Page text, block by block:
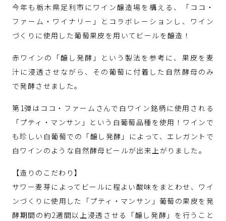
今年も栃木県足利市にワイン醸造場を構える、「ココ・
ファーム・ワイナリー」とコラボレーションし、ワイン
づくりに使用した葡萄果皮を用いてビールを醸造！
赤ワインの「醸し発酵」という製法を参考に、果皮を麦
汁に浸透させながら、その葡萄に付着した自然酵母のみ
で発酵させました。
第1弾はココ・ファームさんで白ワイン銘柄に使用される
「プティ・マンサン」という白葡萄品種を使用！ワインで
も珍しい白葡萄での「醸し発酵」によって、エレガントで
白ワインのような自然酵母ビールが出来上がりました。
【造りのこだわり】
サワー麦芽によってビールに程よい酸味をまとわせ、ワイ
ンづくりに使用した「プティ・マンサン」葡萄の果皮を発
酵期間の約2週間以上浸透させる「醸し発酵」を行うこと